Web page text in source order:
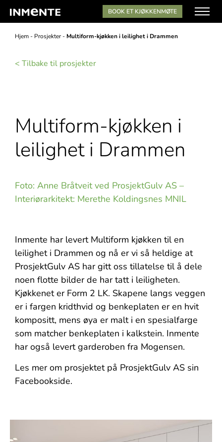
BOOK ET KJØKKENMØTE
Hjem - Prosjekter- Multiform-kjøkken i leilighet i Drammen
< Tilbake til prosjekter
Multiform-kjøkken i
leilighet i Drammen
Foto: Anne Bråtveit ved ProsjektGulv AS –
Interiørarkitekt: Merethe Koldingsnes MNIL
Inmente har levert Multiform kjøkken til en
leilighet i Drammen og nå er vi så heldige at
ProsjektGulv AS har gitt oss tillatelse til å dele
noen flotte bilder de har tatt i leiligheten.
Kjøkkenet er Form 2 LK. Skapene langs veggen
er i fargen kridthvid og benkeplaten er en hvit
kompositt, mens øya er malt i en spesialfarge
som matcher benkeplaten i kalkstein. Inmente
har også levert garderoben fra Mogensen.
Les mer om prosjektet på ProsjektGulv AS sin
Facebookside.